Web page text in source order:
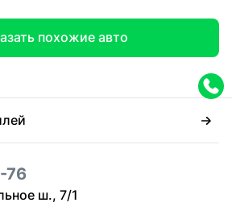
похожие авто
76
ш., 7/1